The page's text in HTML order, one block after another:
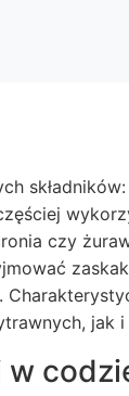
czy
jak i